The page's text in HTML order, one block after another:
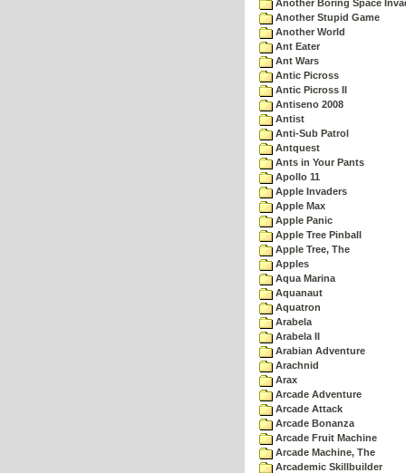
Another Boring Space
Another Stupid Game
Another World
Ant Eater
Ant Wars
Antic Picross
Antic Picross II
Antiseno 2008
Antist
Anti-Sub Patrol
Antquest
Ants in Your Pants
Apollo 11
Apple Invaders
Apple Max
Apple Panic
Apple Tree Pinball
Apple Tree, The
Apples
Aqua Marina
Aquanaut
Aquatron
Arabela
Arabela II
Arabian Adventure
Arachnid
Arax
Arcade Adventure
Arcade Attack
Arcade Bonanza
Arcade Fruit Machine
Arcade Machine, The
Arcademic Skillbuilder